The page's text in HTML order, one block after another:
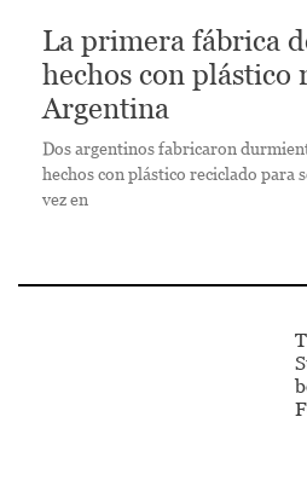
La primera fábrica
hechos con plástico
Argentina
Dos argentinos fabricaron
hechos con plástico reciclado para
vez en